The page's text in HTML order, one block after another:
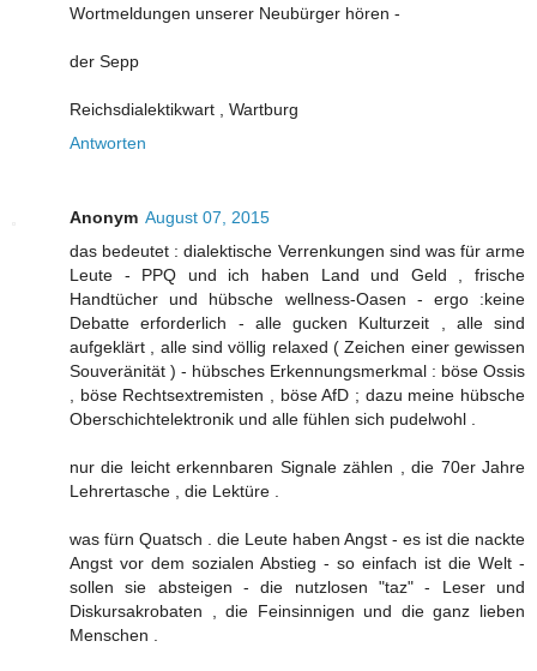
Wortmeldungen unserer Neubürger hören -
der Sepp
Reichsdialektikwart , Wartburg
Antworten
Anonym August 07, 2015
das bedeutet : dialektische Verrenkungen sind was für arme
Leute - PPQ und ich haben Land und Geld , frische
Handtücher und hübsche wellness-Oasen - ergo :keine
Debatte erforderlich - alle gucken Kulturzeit , alle sind
aufgeklärt , alle sind völlig relaxed ( Zeichen einer gewissen
Souveränität ) - hübsches Erkennungsmerkmal : böse Ossis
, böse Rechtsextremisten , böse AfD ; dazu meine hübsche
Oberschichtelektronik und alle fühlen sich pudelwohl .
nur die leicht erkennbaren Signale zählen , die 70er Jahre
Lehrertasche , die Lektüre .
was fürn Quatsch . die Leute haben Angst - es ist die nackte
Angst vor dem sozialen Abstieg - so einfach ist die Welt -
sollen sie absteigen - die nutzlosen "taz" - Leser und
Diskursakrobaten , die Feinsinnigen und die ganz lieben
Menschen .